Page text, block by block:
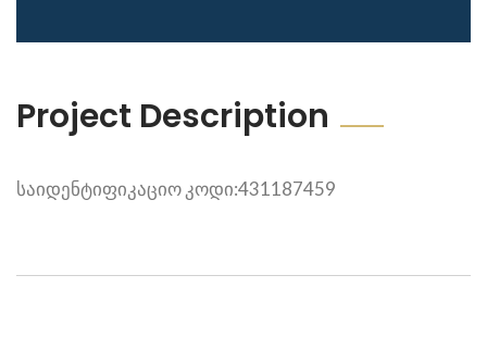
Project Description
საიდენტიფიკაციო კოდი:431187459